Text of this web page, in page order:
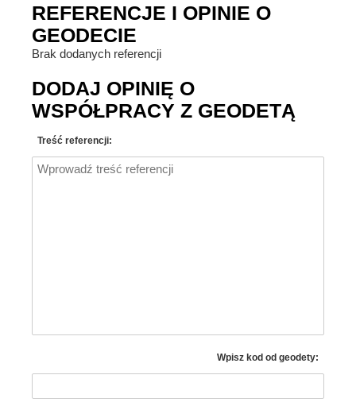
REFERENCJE I OPINIE O
GEODECIE
Brak dodanych referencji
DODAJ OPINIĘ O
WSPÓŁPRACY Z GEODETĄ
Treść referencji:
Wpisz kod od geodety: